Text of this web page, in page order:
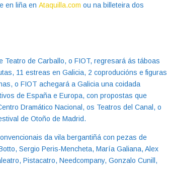
en liña enAtaquilla.com ou na billeteira dos
Teatro de Carballo, o FIOT, regresará ás táboas
11 estreas en Galicia, 2 coproducións e figuras
o FIOT achegará a Galicia una coidada
de España e Europa, con propostas que
Dramático Nacional, os Teatros del Canal, o
de Otoño de Madrid.
da vila bergantiñá con pezas de
Sergio Peris-Mencheta, María Galiana, Alex
Pistacatro, Needcompany, Gonzalo Cunill,